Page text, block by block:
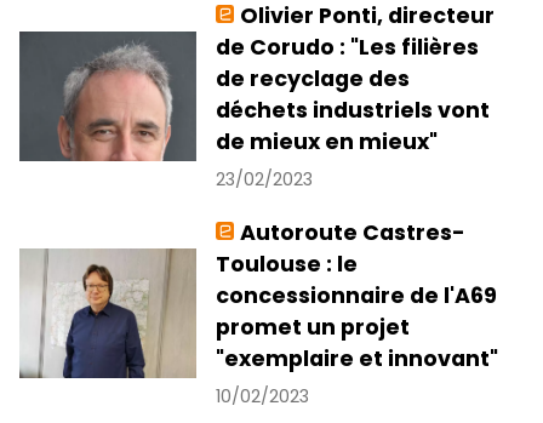
Olivier Ponti, directeur
de Corudo : "Les filières
de recyclage des
déchets industriels vont
de mieux en mieux"
23/02/2023
Autoroute Castres-
Toulouse : le
concessionnaire de l'A69
promet un projet
"exemplaire et innovant"
10/02/2023